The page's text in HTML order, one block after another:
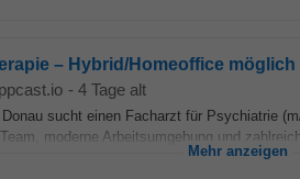
– Hybrid/Homeoffice möglich
- 4 Tage alt
sucht einen Facharzt für Psychiatrie
moderne Arbeitsumgebung und
Mehr anzeigen